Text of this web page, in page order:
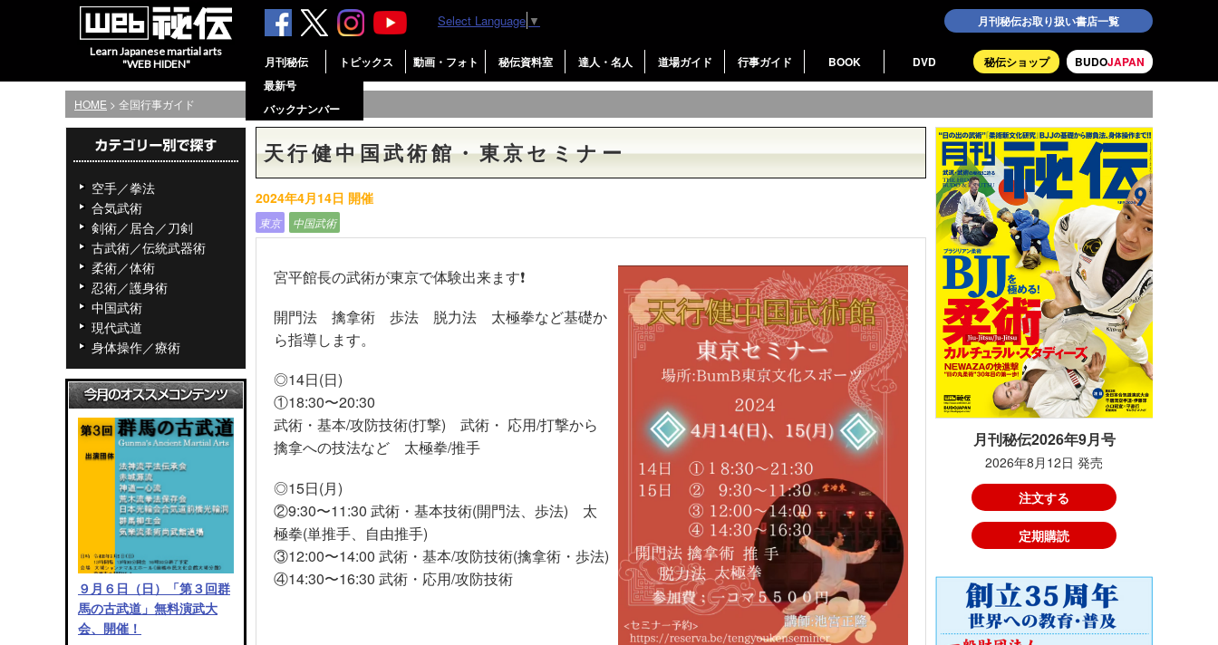
Learn Japanese martial arts
"WEB HIDEN"
月刊秘伝お取り扱い書店一覧
BUDOJAPAN
秘伝ショップ
月刊秘伝
最新号
バックナンバー
トピックス 動画・フォト 秘伝資料室 達人・名人 道場ガイド 行事ガイド BOOK DVD
Select Language ▼
HOME > 全国行事ガイド
空手／拳法
合気武術
剣術／居合／刀剣
古武術／伝統武器術
柔術／体術
忍術／護身術
中国武術
現代武道
身体操作／療術
９月６日（日）「第３回群
馬の古武道」無料演武大
会、開催！
天行健中国武術館・東京セミナー
2024年4月14日 開催
東京 中国武術
宮平館長の武術が東京で体験出来ます❗
開門法 擒拿術 歩法 脱力法 太極拳など基礎か
ら指導します。
◎14日(日)
①18:30〜20:30
武術・基本/攻防技術(打撃) 武術・ 応用/打撃から
擒拿への技法など 太極拳/推手
◎15日(月)
②9:30〜11:30 武術・基本技術(開門法、歩法) 太
極拳(単推手、自由推手)
③12:00〜14:00 武術・基本/攻防技術(擒拿術・歩法)
④14:30〜16:30 武術・応用/攻防技術
月刊秘伝2026年9月号
2026年8月12日 発売
注文する
定期購読